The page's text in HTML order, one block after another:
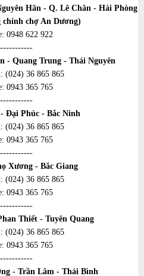
Hãn - Q. Lê Chân - Hải Phòng
chính chợ An Dương)
0948 622 922
- Quang Trung - Thái Nguyên
(024) 36 865 865
0943 365 765
Đại Phúc - Bắc Ninh
(024) 36 865 865
0943 365 765
Xương - Bắc Giang
(024) 36 865 865
0943 365 765
Thiết - Tuyên Quang
(024) 36 865 865
0943 365 765
- Trần Lâm - Thái Bình